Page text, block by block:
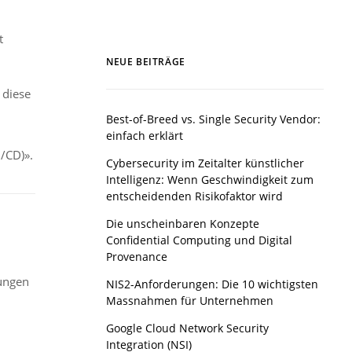
NEUE BEITRÄGE
Best-of-Breed vs. Single Security Vendor:
einfach erklärt
Cybersecurity im Zeitalter künstlicher
Intelligenz: Wenn Geschwindigkeit zum
entscheidenden Risikofaktor wird
Die unscheinbaren Konzepte
Confidential Computing und Digital
Provenance
NIS2-Anforderungen: Die 10 wichtigsten
Massnahmen für Unternehmen
Google Cloud Network Security
Integration (NSI)